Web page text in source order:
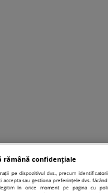
rămână confidențiale
pe dispozitivul dvs., precum
sau gestiona preferințele dvs. făcând
în orice moment pe pagina cu